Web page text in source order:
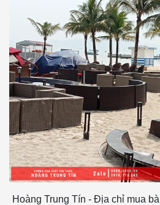
Hoàng Trung Tín - Địa chỉ mua